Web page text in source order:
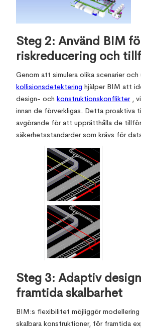
Steg 2: Använd BIM
riskreducering och
Genom att simulera olika scenarier
kollisionsdetektering hjälper BIM att
design- ochkonstruktionskonflikter,
innan de förverkligas. Detta proaktiva
avgörande för att upprätthålla de
säkerhetsstandarder som krävs för
Steg 3: Adaptiv
framtida skalbarhet
BIM:s flexibilitet möjliggör modellering
skalbara konstruktioner, för framtida